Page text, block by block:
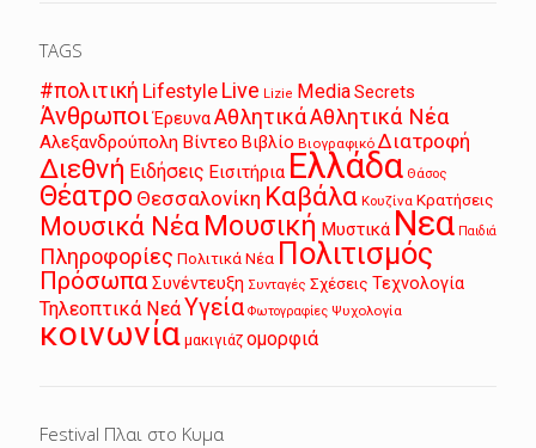
TAGS
#πολιτική Lifestyle Live Lizie MediaSecrets
Άνθρωποι ΈρευναΑθλητικάΑθλητικά Νέα
Αλεξανδρούπολη Βίντεο Βιβλίο Βιογραφικό Διατροφή
Διεθνή Ειδήσεις Εισιτήρια Ελλάδα Θάσος
Θέατρο Θεσσαλονίκη Καβάλα Κουζίνα Κρατήσεις
Μουσικά Νέα Μουσική Μυστικά Νεα Παιδιά
Πληροφορίες Πολιτικά Νέα Πολιτισμός
ΠρόσωπαΣυνέντευξη Συνταγές Σχέσεις Τεχνολογία
Τηλεοπτικά ΝεάΥγεία Φωτογραφίες Ψυχολογία
κοινωνία μακιγιάζ ομορφιά
Festival Πλαι στο Κυμα